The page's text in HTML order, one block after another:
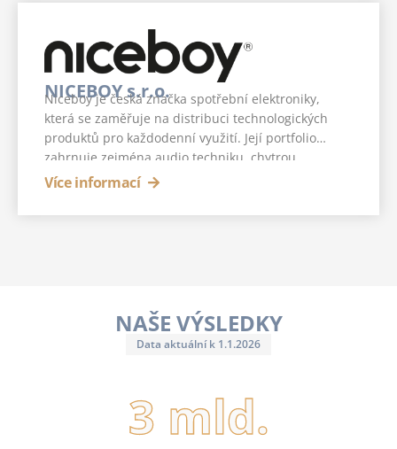
NICEBOY s.r.o.
Niceboy je česká značka spotřební elektroniky,
která se zaměřuje na distribuci technologických
produktů pro každodenní využití. Její portfolio
zahrnuje zejména audio techniku, chytrou
elektroniku, produkty pro domácnost a
komfort a dostupnost.
Více informací
NAŠE VÝSLEDKY
Data aktuální k 1.1.2026
3 mld.